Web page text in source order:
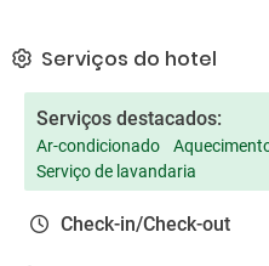
Serviços do hotel
Serviços destacados:
Ar-condicionado
Serviço de lavandaria
Check-in/Check-out